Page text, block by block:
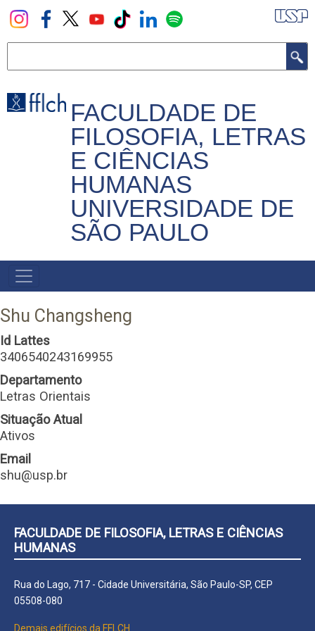
Pular
para
principal
FACULDADE DE
FILOSOFIA, LETRAS
E CIÊNCIAS
HUMANAS
UNIVERSIDADE DE
SÃO PAULO
NAVEGADOR
PRINCIPAL
Shu Changsheng
Id Lattes
3406540243169955
Departamento
Letras Orientais
Situação Atual
Ativos
Email
shu@usp.br
FACULDADE DE FILOSOFIA, LETRAS E CIÊNCIAS
HUMANAS
Rua do Lago, 717 - Cidade Universitária, São Paulo-SP, CEP
05508-080
Demais edifícios da FFLCH